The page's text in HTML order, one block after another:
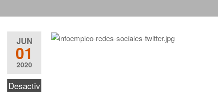
JUN
01
2020
Desactiv